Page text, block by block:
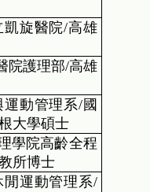
凱旋醫院/高雄
院護理部/高雄
運動管理系/ 國
大學碩士
學院高齡全程
所博士
運動管理系/